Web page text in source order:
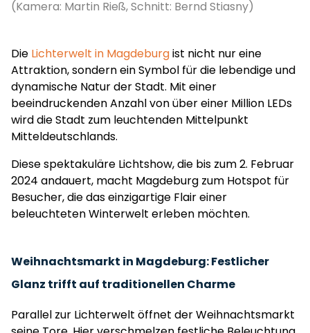
(Kamera: Martin Rieß, Schnitt: Bernd Stiasny)
Die Lichterwelt in Magdeburgist nicht nur eine
Attraktion, sondern ein Symbol für die lebendige und
dynamische Natur der Stadt. Mit einer
beeindruckenden Anzahl von über einer Million LEDs
wird die Stadt zum leuchtenden Mittelpunkt
Mitteldeutschlands.
Diese spektakuläre Lichtshow, die bis zum 2. Februar
2024 andauert, macht Magdeburg zum Hotspot für
Besucher, die das einzigartige Flair einer
beleuchteten Winterwelt erleben möchten.
Weihnachtsmarkt in Magdeburg: Festlicher
Glanz trifft auf traditionellen Charme
Parallel zur Lichterwelt öffnet der Weihnachtsmarkt